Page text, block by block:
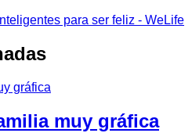
para ser feliz - WeLife
muy gráfica